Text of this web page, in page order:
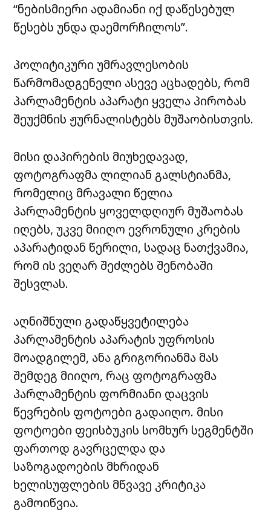
“ნებისმიერი ადამიანი იქ დაწესებულ
წესებს უნდა დაემორჩილოს”.
პოლიტიკური უმრავლესობის
წარმომადგენელი ასევე აცხადებს, რომ
პარლამენტის აპარატი ყველა პირობას
შეუქმნის ჟურნალისტებს მუშაობისთვის.
მისი დაპირების მიუხედავად,
ფოტოგრაფმა ლილიან გალსტიანმა,
რომელიც მრავალი წელია
პარლამენტის ყოველდღიურ მუშაობას
იღებს, უკვე მიიღო ევრონული კრების
აპარატიდან წერილი, სადაც ნათქვამია,
რომ ის ვეღარ შეძლებს შენობაში
შესვლას.
აღნიშნული გადაწყვეტილება
პარლამენტის აპარატის უფროსის
მოადგილემ, ანა გრიგორიანმა მას
შემდეგ მიიღო, რაც ფოტოგრაფმა
პარლამენტის ფორმიანი დაცვის
წევრების ფოტოები გადაიღო. მისი
ფოტოები ფეისბუკის სომხურ სეგმენტში
ფართოდ გავრცელდა და
საზოგადოების მხრიდან
ხელისუფლების მწვავე კრიტიკა
გამოიწვია.